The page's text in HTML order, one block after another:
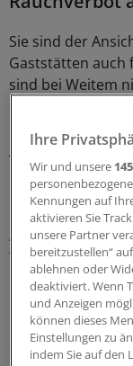
Sie sind der
Gaststätten auch
sind bei Weitem
grundsätzlich
Den Gebrauch
Angaben des
Parties vor
Gebrauch von
Partikel und
Substanzen in
Ihre
Wir und unsere 145
Kennungen auf
aktivieren Sie
unsere Partner
bereitzustellen“
ablehnen oder
deaktiviert. Wenn
und Anzeigen
können dieses
Einstellungen zu
indem Sie auf den